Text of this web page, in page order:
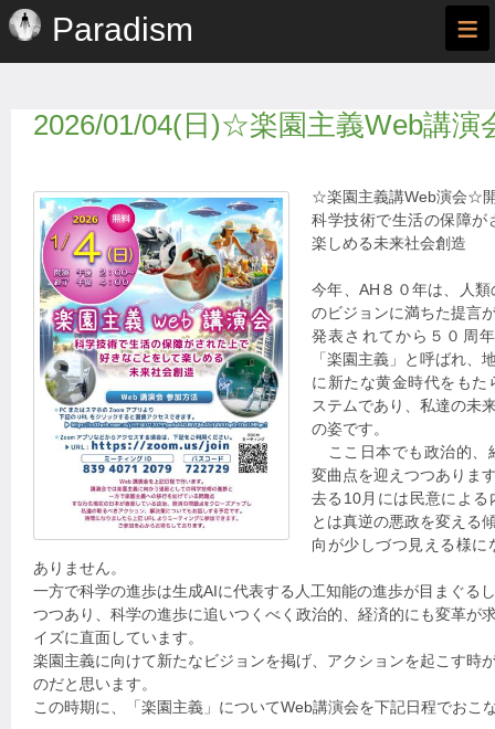
Paradism ≡
2026/01/04(日)☆楽園主義Web講演
☆楽園主義講Web演会☆
科学技術で生活の保障が
楽しめる未来社会創造
今年、AH８０年は、人
のビジョンに満ちた提言
発表されてから５０周
「楽園主義」と呼ばれ、
に新たな黄金時代をも
ステムであり、私達の未
の姿です。
ここ日本でも政治的、
変曲点を迎えつつありま
去る10月には民意によ
とは真逆の悪政を変える
向が少しづつ見える様
ありません。
一方で科学の進歩は生成AIに代表する人工知能の進歩が目まぐる
つつあり、科学の進歩に追いつくべく政治的、経済的にも変革が
イズに直面しています。
楽園主義に向けて新たなビジョンを掲げ、アクションを起こす時
のだと思います。
この時期に、「楽園主義」についてWeb講演会を下記日程でおこ